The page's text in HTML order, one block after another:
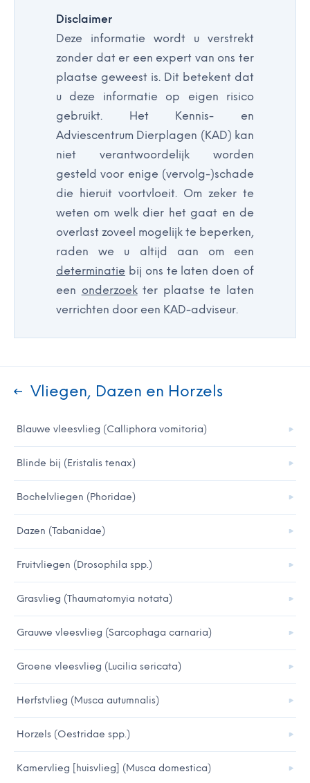
Vliegen, Dazen en Horzels
Blauwe vleesvlieg (Calliphora vomitoria)
Blinde bij (Eristalis tenax)
Bochelvliegen (Phoridae)
Dazen (Tabanidae)
Fruitvliegen (Drosophila spp.)
Grasvlieg (Thaumatomyia notata)
Grauwe vleesvlieg (Sarcophaga carnaria)
Groene vleesvlieg (Lucilia sericata)
Herfstvlieg (Musca autumnalis)
Horzels (Oestridae spp.)
Kamervlieg [huisvlieg] (Musca domestica)
Disclaimer
Deze informatie wordt u verstrekt
zonder dat er een expert van ons ter
plaatse geweest is. Dit betekent dat
u deze informatie op eigen risico
gebruikt. Het Kennis- en
Adviescentrum Dierplagen (KAD) kan
niet verantwoordelijk worden
gesteld voor enige (vervolg-)schade
die hieruit voortvloeit. Om zeker te
weten om welk dier het gaat en de
overlast zoveel mogelijk te beperken,
raden we u altijd aan om een
determinatie bij ons te laten doen of
een onderzoekter plaatse te laten
verrichten door een KAD-adviseur.